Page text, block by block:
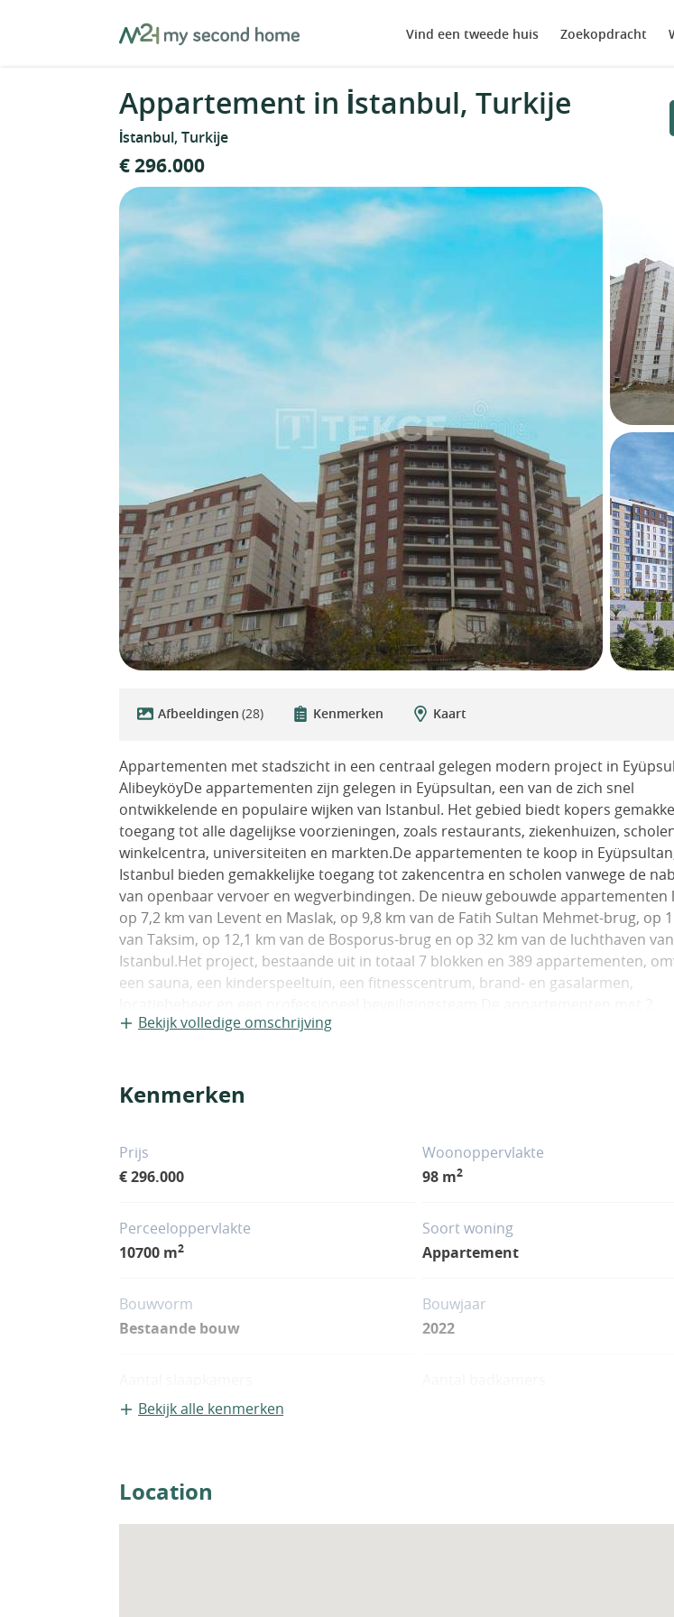
MySecondHome Vind een tweede huis Zoekopdracht
Appartement in İstanbul, Turkije
İstanbul, Turkije
€ 296.000
Afbeeldingen (28) Kenmerken Kaart
Appartementen met stadszicht in een centraal gelegen modern project in
AlibeyköyDe appartementen zijn gelegen in Eyüpsultan, een van de zich snel
ontwikkelende en populaire wijken van Istanbul. Het gebied biedt kopers
toegang tot alle dagelijkse voorzieningen, zoals restaurants, ziekenhuizen,
winkelcentra, universiteiten en markten.De appartementen te koop in
Istanbul bieden gemakkelijke toegang tot zakencentra en scholen vanwege de
van openbaar vervoer en wegverbindingen. De nieuw gebouwde appartementen
op 7,2 km van Levent en Maslak, op 9,8 km van de Fatih Sultan Mehmet-brug, op
van Taksim, op 12,1 km van de Bosporus-brug en op 32 km van de luchthaven van
Istanbul.Het project, bestaande uit in totaal 7 blokken en 389 appartementen,
een sauna, een kinderspeeltuin, een fitnesscentrum, brand- en gasalarmen,
slaapkamers hebben een woonkamer, een open keuken en een badkamer.
appartementen met 3 slaapkamers hebben een woonkamer, een aparte keuken,
Bekijk volledige omschrijving
Kenmerken
Prijs
€ 296.000
Woonoppervlakte
98 m2
Perceeloppervlakte
10700 m2
Soort woning
Appartement
Bouwvorm
Bestaande bouw
Bouwjaar
2022
2
Sauna
Bekijk alle kenmerken
Location